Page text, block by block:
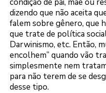
dizendo que não aceita
falem sobre gênero, que
que trate de política
Darwinismo, etc. Então,
encolhem” quando vão
simplesmente nem
para não terem de se
desse tipo.